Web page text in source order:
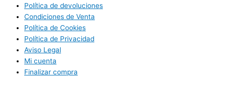
Política de devoluciones
Condiciones de Venta
Política de Cookies
Política de Privacidad
Aviso Legal
Mi cuenta
Finalizar compra